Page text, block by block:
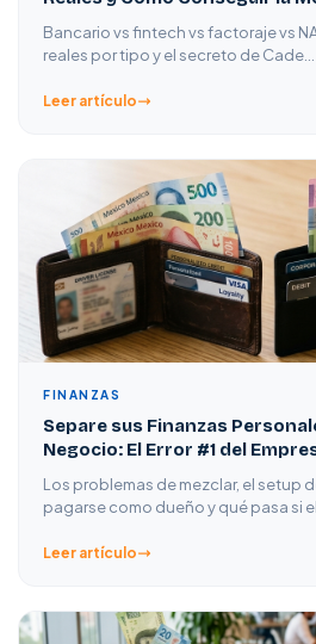
Bancario vs fintech vs factoraje vs
reales por tipo y el secreto de Cade…
Leer artículo
FINANZAS
Separe sus Finanzas
Negocio: El Error #1 del
Los problemas de mezclar, el setup
pagarse como dueño y qué pasa si el
Leer artículo